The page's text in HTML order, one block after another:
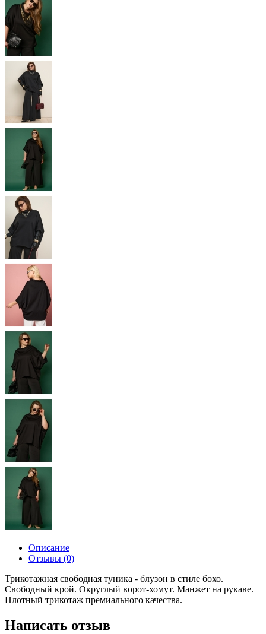
Описание
Отзывы (0)
Трикотажная свободная туника - блузон в стиле бохо.
Свободный крой. Округлый ворот-хомут. Манжет на рукаве.
Плотный трикотаж премиального качества.
Написать отзыв